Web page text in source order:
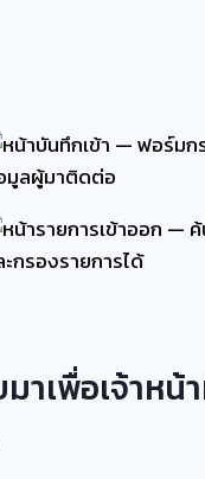
าเพื่อเจ้าหน้